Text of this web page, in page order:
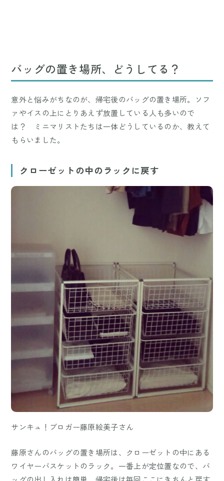
バッグの置き場所、どうしてる？
意外と悩みがちなのが、帰宅後のバッグの置き場所。ソフ
ァやイスの上にとりあえず放置している人も多いので
は？ ミニマリストたちは一体どうしているのか、教えて
もらいました。
クローゼットの中のラックに戻す
サンキュ！ブロガー藤原絵美子さん
藤原さんのバッグの置き場所は、クローゼットの中にある
ワイヤーバスケットのラック。一番上が定位置なので、バ